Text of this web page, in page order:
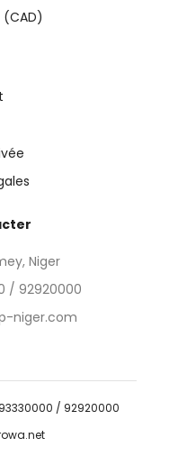
Niger
/ 92920000
niger.com
/ 92920000